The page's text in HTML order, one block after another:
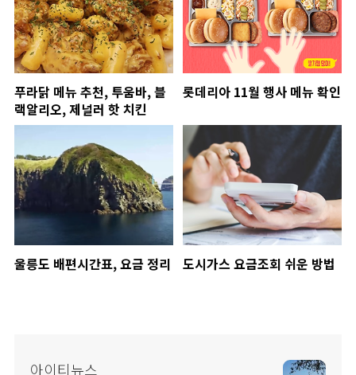
푸라닭 메뉴 추천, 투움바, 블
랙알리오, 제널러 핫 치킨
롯데리아 11월 행사 메뉴 확인
울릉도 배편시간표, 요금 정리 도시가스 요금조회 쉬운 방법
아이티뉴스